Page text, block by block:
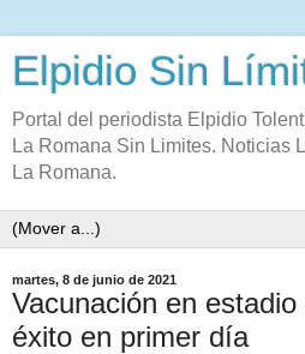
Elpidio Sin
Portal del periodista Elpidio
La Romana Sin Limites. Noticias
La Romana.
martes, 8 de junio de 2021
Vacunación en
éxito en primer día